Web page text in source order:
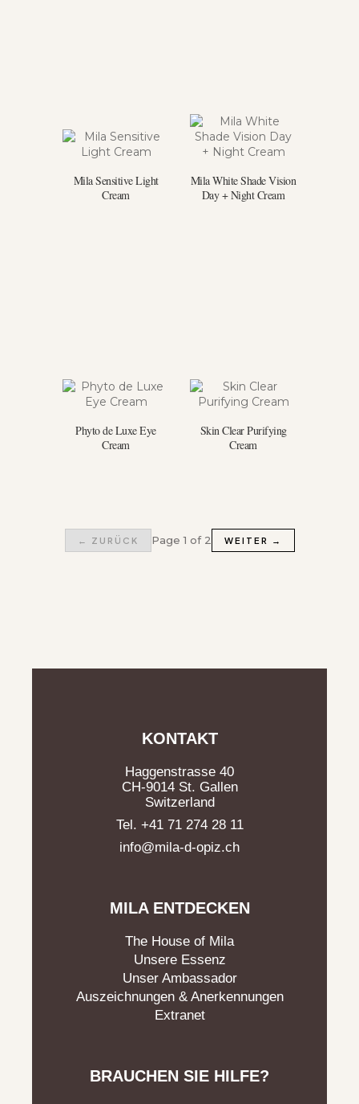
Mila Sensitive Light
Cream
Mila White Shade Vision
Day + Night Cream
Phyto de Luxe Eye
Cream
Skin Clear Purifying
Cream
← ZURÜCK Page 1 of 2 WEITER →
KONTAKT
Haggenstrasse 40
CH-9014 St. Gallen
Switzerland
Tel. +41 71 274 28 11
info@mila-d-opiz.ch
MILA ENTDECKEN
The House of Mila
Unsere Essenz
Unser Ambassador
Auszeichnungen & Anerkennungen
Extranet
BRAUCHEN SIE HILFE?